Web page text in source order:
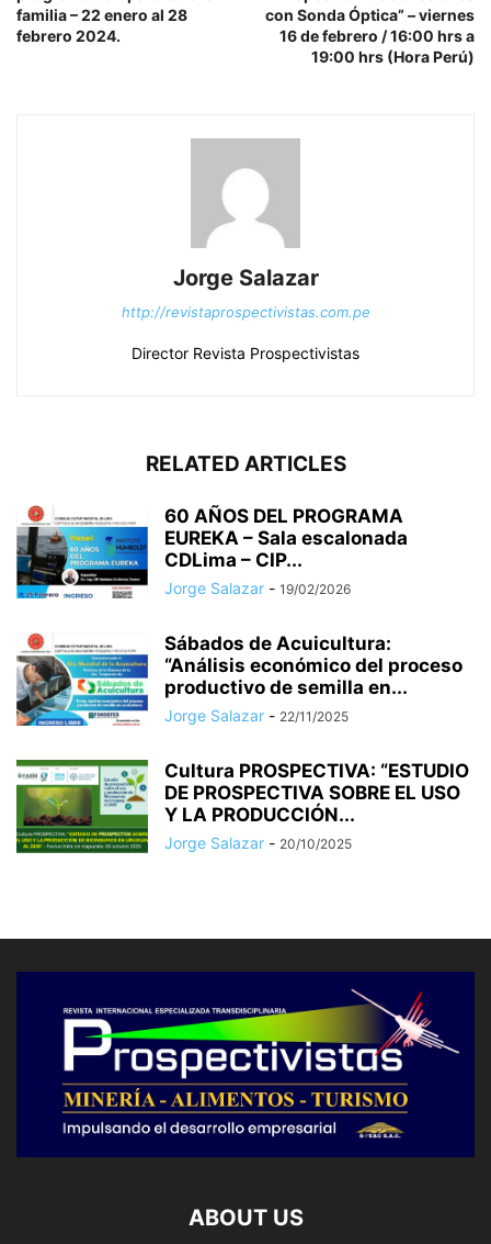
familia – 22 enero al 28
febrero 2024.
con Sonda Óptica” – viernes
16 de febrero / 16:00 hrs a
19:00 hrs (Hora Perú)
Jorge Salazar
http://revistaprospectivistas.com.pe
Director Revista Prospectivistas
RELATED ARTICLES
60 AÑOS DEL PROGRAMA
EUREKA – Sala escalonada
CDLima – CIP...
Jorge Salazar - 19/02/2026
Sábados de Acuicultura:
“Análisis económico del proceso
productivo de semilla en...
Jorge Salazar - 22/11/2025
Cultura PROSPECTIVA: “ESTUDIO
DE PROSPECTIVA SOBRE EL USO
Y LA PRODUCCIÓN...
Jorge Salazar - 20/10/2025
ABOUT US